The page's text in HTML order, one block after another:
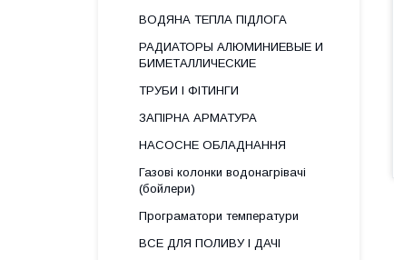
ВОДЯНА ТЕПЛА ПІДЛОГА
РАДИАТОРЫ АЛЮМИНИЕВЫЕ И
БИМЕТАЛЛИЧЕСКИЕ
ТРУБИ І ФІТИНГИ
ЗАПІРНА АРМАТУРА
НАСОСНЕ ОБЛАДНАННЯ
Газові колонки водонагрівачі
(бойлери)
Програматори температури
ВСЕ ДЛЯ ПОЛИВУ І ДАЧІ